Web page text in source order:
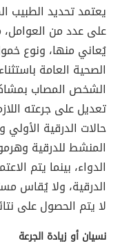
يعتمد تحديد الطبيب
على عدد من العوامل،
يُعاني منها، ونوع
الصحية العامة
الشخص المصاب
تعديل على جرعته
حالات الدرقية
المنشط للدرقية
الدواء، بينما يتم
الدرقية، ولا يُقاس
لا يتم الحصول على
نسيان أو زيادة الجرعة